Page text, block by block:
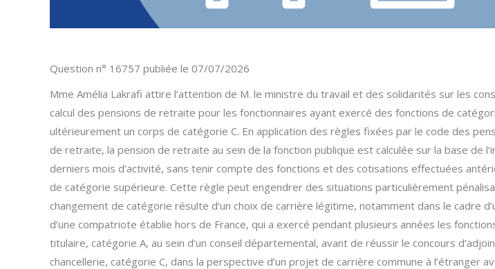
Question n° 16757 publiée le 07/07/2026
Mme Amélia Lakrafi attire l’attention de M. le ministre du travail et des solidarités sur les
calcul des pensions de retraite pour les fonctionnaires ayant exercé des fonctions de
ultérieurement un corps de catégorie C. En application des règles fixées par le code des
de retraite, la pension de retraite au sein de la fonction publique est calculée sur la base de
derniers mois d’activité, sans tenir compte des fonctions et des cotisations effectuées
de catégorie supérieure. Cette règle peut engendrer des situations particulièrement
changement de catégorie résulte d’un choix de carrière légitime, notamment dans le cadre
d’une compatriote établie hors de France, qui a exercé pendant plusieurs années les
titulaire, catégorie A, au sein d’un conseil départemental, avant de réussir le concours
chancellerie, catégorie C, dans la perspective d’un projet de carrière commune à l’étranger